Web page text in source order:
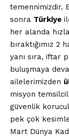
temennimizdir.
sonra Türkiye
her alanda
bıraktığımız
yanı sıra, iftar
buluşmaya
ailelerimizden
misyon
güvenlik
pek çok
Mart Dünya